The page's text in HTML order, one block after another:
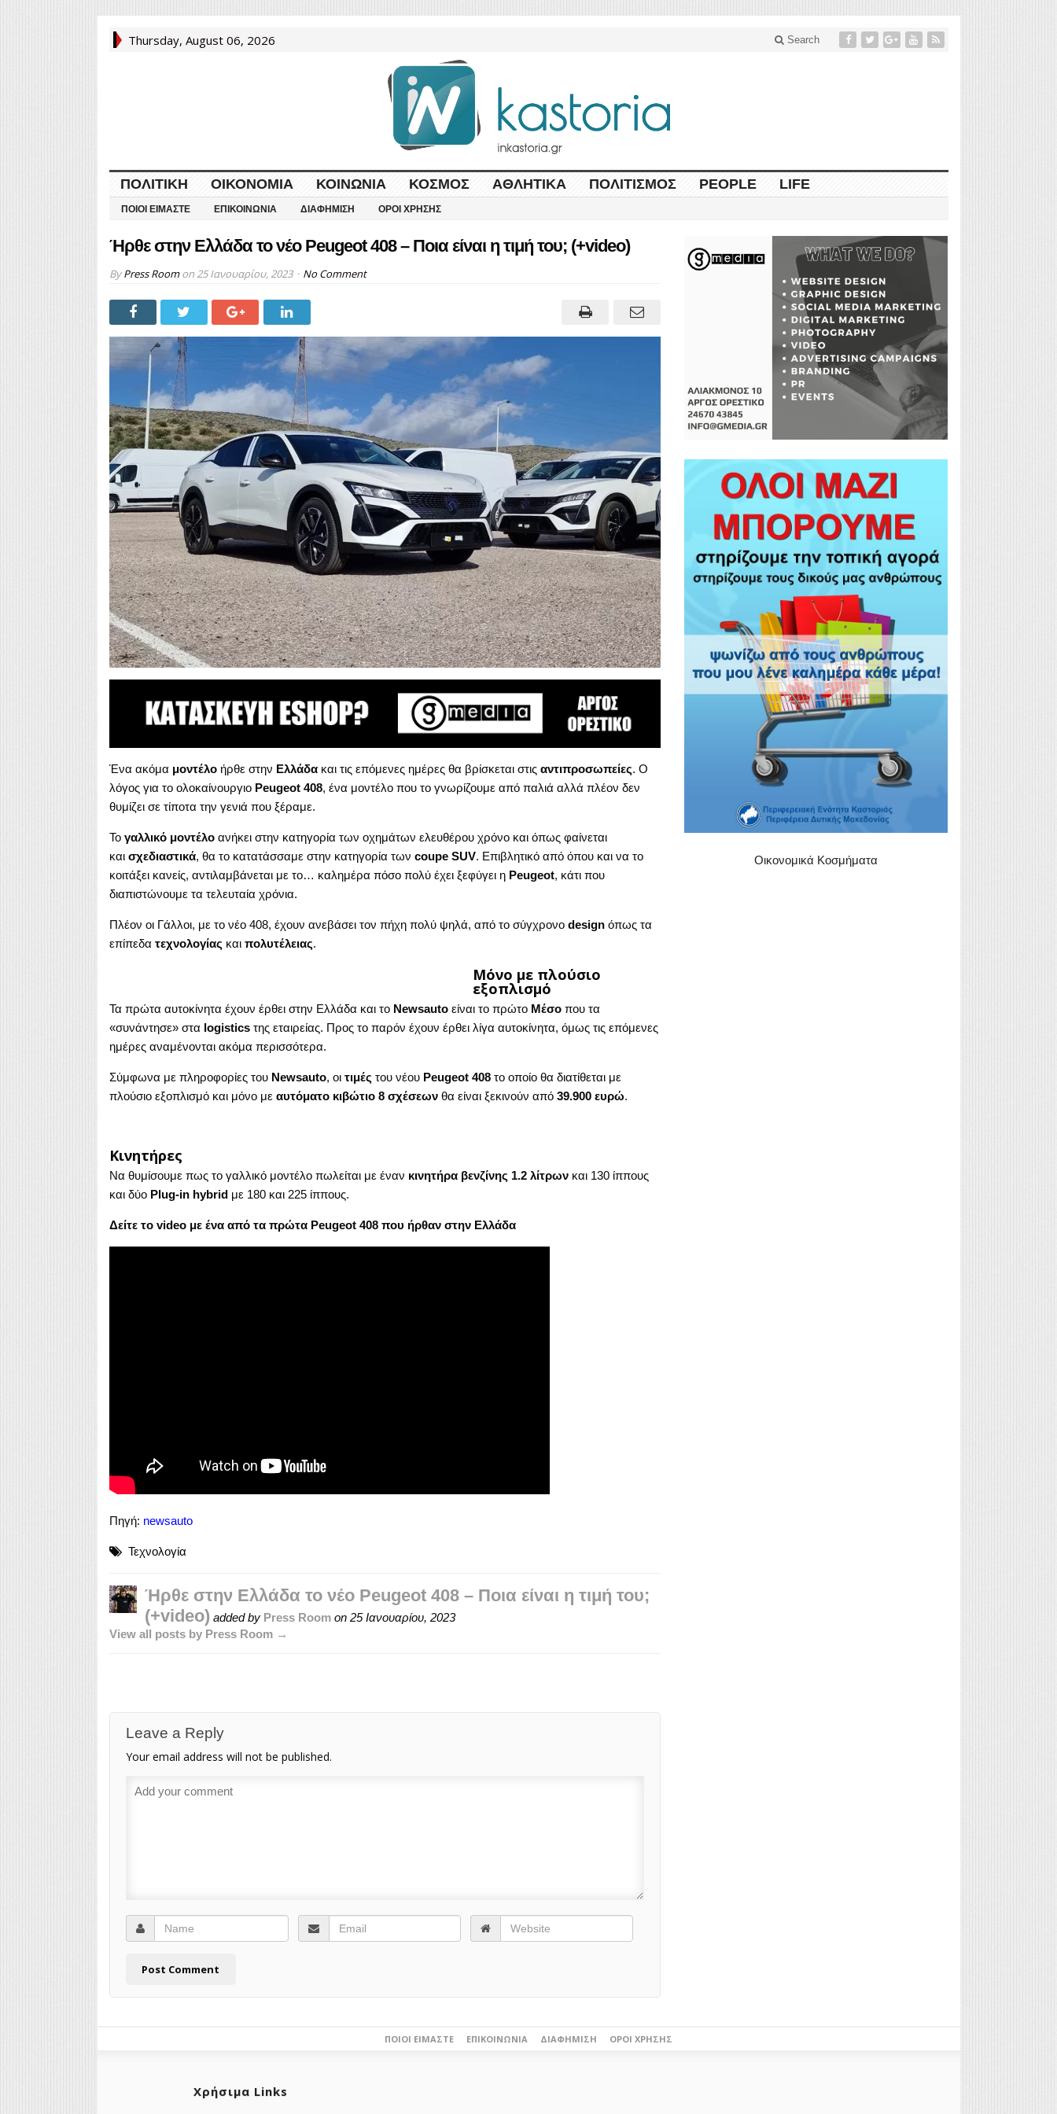
Thursday, August 06, 2026 Search
ΠΟΛΙΤΙΚΉ ΟΙΚΟΝΟΜΊΑ ΚΟΙΝΩΝΊΑ ΚΌΣΜΟΣ ΑΘΛΗΤΙΚΆ ΠΟΛΙΤΙΣΜΌΣ PEOPLE LIFE
ΠΟΙΟΙ ΕΊΜΑΣΤΕ ΕΠΙΚΟΙΝΩΝΊΑ ΔΙΑΦΉΜΙΣΗ ΌΡΟΙ ΧΡΉΣΗΣ
Ήρθε στην Ελλάδα το νέο Peugeot 408 – Ποια είναι η τιμή του; (+video)
ByPress Roomon 25 Ιανουαρίου, 2023 No Comment
Ένα ακόμα μοντέλοήρθε στην Ελλάδακαι τις επόμενες ημέρες θα βρίσκεται στις αντιπροσωπείες. Ο
λόγος για το ολοκαίνουργιο Peugeot 408, ένα μοντέλο που το γνωρίζουμε από παλιά αλλά πλέον δεν
θυμίζει σε τίποτα την γενιά που ξέραμε.
Το γαλλικό μοντέλοανήκει στην κατηγορία των οχημάτων ελευθέρου χρόνο και όπως φαίνεται
και σχεδιαστικά, θα το κατατάσσαμε στην κατηγορία των coupe SUV. Επιβλητικό από όπου και να το
κοιτάξει κανείς, αντιλαμβάνεται με το… καλημέρα πόσο πολύ έχει ξεφύγει η Peugeot, κάτι που
διαπιστώνουμε τα τελευταία χρόνια.
Πλέον οι Γάλλοι, με το νέο 408, έχουν ανεβάσει τον πήχη πολύ ψηλά, από το σύγχρονο designόπως τα
επίπεδα τεχνολογίας και πολυτέλειας.
Μόνο με πλούσιο
εξοπλισμό
Τα πρώτα αυτοκίνητα έχουν έρθει στην Ελλάδα και το Newsautoείναι το πρώτο Μέσοπου τα
«συνάντησε» στα logisticsτης εταιρείας. Προς το παρόν έχουν έρθει λίγα αυτοκίνητα, όμως τις επόμενες
ημέρες αναμένονται ακόμα περισσότερα.
Σύμφωνα με πληροφορίες του Newsauto, οι τιμές του νέου Peugeot 408το οποίο θα διατίθεται με
πλούσιο εξοπλισμό και μόνο με αυτόματο κιβώτιο 8 σχέσεωνθα είναι ξεκινούν από 39.900 ευρώ.
Κινητήρες
Να θυμίσουμε πως το γαλλικό μοντέλο πωλείται με έναν κινητήρα βενζίνης 1.2 λίτρωνκαι 130 ίππους
και δύο Plug-in hybridμε 180 και 225 ίππους.
Δείτε το video με ένα από τα πρώτα Peugeot 408 που ήρθαν στην Ελλάδα
Πηγή: newsauto
Τεχνολογία
Ήρθε στην Ελλάδα το νέο Peugeot 408 – Ποια είναι η τιμή του;
(+video) added by Press Roomon 25 Ιανουαρίου, 2023
View all posts by Press Room →
Leave a Reply
Your email address will not be published.
Οικονομικά Κοσμήματα
ΠΟΙΟΙ ΕΊΜΑΣΤΕ ΕΠΙΚΟΙΝΩΝΊΑ ΔΙΑΦΉΜΙΣΗ ΌΡΟΙ ΧΡΉΣΗΣ
Χρήσιμα Links